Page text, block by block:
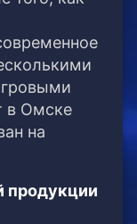
в Омске
на
продукции